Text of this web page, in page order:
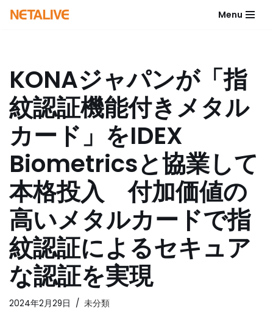
ン
ツ
へ
ス
キ
ッ
プ
Menu
KONAジャパンが「指
紋認証機能付きメタル
カード」をIDEX
Biometricsと協業して
本格投入 付加価値の
高いメタルカードで指
紋認証によるセキュア
な認証を実現
2024年2月29日 未分類